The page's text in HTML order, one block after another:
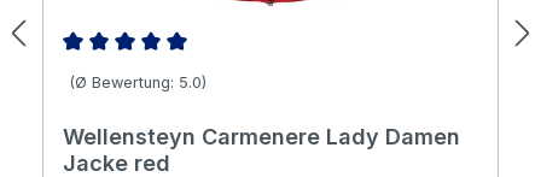
Durchschnittliche Bewertung von 5 von 5 Sternen
(Ø Bewertung: 5.0)
Wellensteyn Carmenere Lady Damen
Jacke red